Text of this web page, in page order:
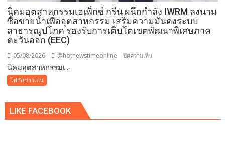
นิคมอุตสาหกรรมเอเพ็กซ์ กรีน ผนึกกำลัง IWRM ลงนาม
ซื้อขายน้ำเพื่ออุตสาหกรรม เสริมความมั่นคงระบบ
สาธารณูปโภค รองรับการเติบโตเขตพัฒนาพิเศษภาค
ตะวันออก (EEC)
05/08/2026 @hotnewstimeonline ปิดความเห็น
ซ์
​นิคมอุตสาหกรรมเ...
โฟกัสข่าวเด่น
LIKE FACEBOOK